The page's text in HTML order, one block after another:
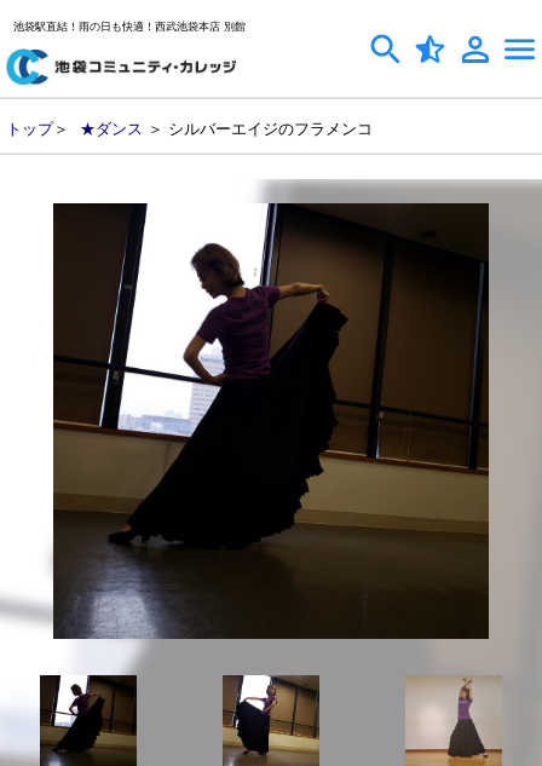
池袋駅直結！雨の日も快適！西武池袋本店 別館
トップ＞ ★ダンス ＞ シルバーエイジのフラメンコ